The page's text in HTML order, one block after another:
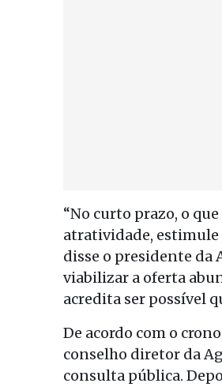
“No curto prazo, o
atratividade, estimule
disse o presidente da
viabilizar a oferta
acredita ser possível
De acordo com o
conselho diretor da
consulta pública.